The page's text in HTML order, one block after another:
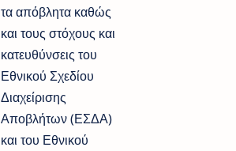
τα απόβλητα καθώς
και τους στόχους και
κατευθύνσεις του
Εθνικού Σχεδίου
Διαχείρισης
Αποβλήτων (ΕΣΔΑ)
και του Εθνικού